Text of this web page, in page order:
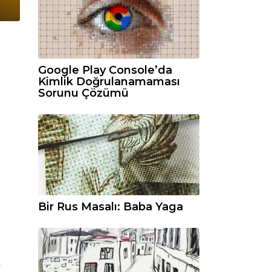
Google Play Console’da
Kimlik Doğrulanamaması
Sorunu Çözümü
Bir Rus Masalı: Baba Yaga